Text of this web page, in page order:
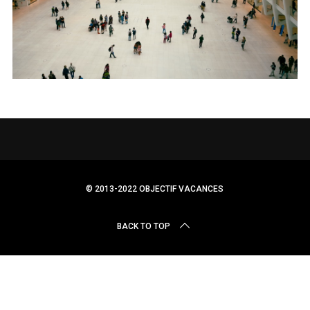
© 2013-2022 OBJECTIF VACANCES
BACK TO TOP
r
c
h
r